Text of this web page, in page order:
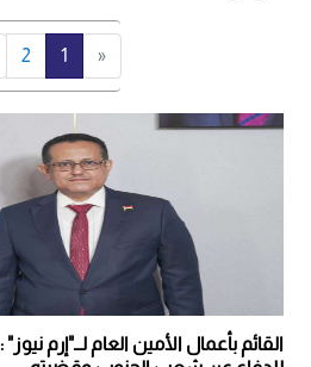
«
1
2
القائم بأعمال الأمين العام لــ"إرم